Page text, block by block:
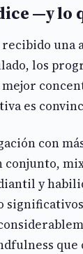
—y lo
los
es
con
conjunto,
y